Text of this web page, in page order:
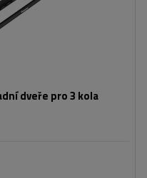
dveře pro 3 kola